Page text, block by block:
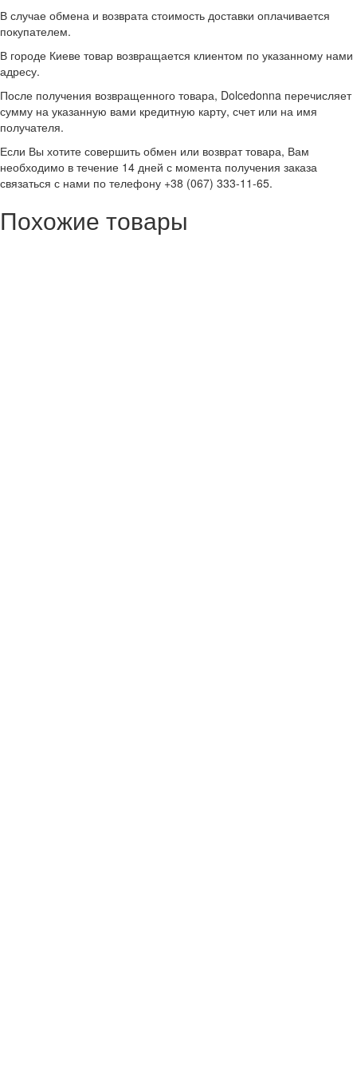
В случае обмена и возврата стоимость доставки оплачивается
покупателем.
В городе Киеве товар возвращается клиентом по указанному нами
адресу.
После получения возвращенного товара, Dolcedonna перечисляет
сумму на указанную вами кредитную карту, счет или на имя
получателя.
Если Вы хотите совершить обмен или возврат товара, Вам
необходимо в течение 14 дней с момента получения заказа
связаться с нами по телефону +38 (067) 333-11-65.
Похожие товары